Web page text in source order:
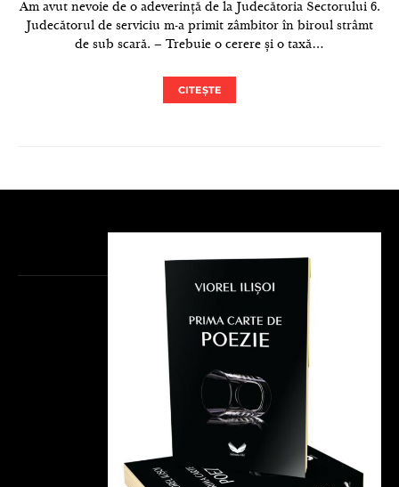
Am avut nevoie de o adeverință de la Judecătoria Sectorului 6.
Judecătorul de serviciu m-a primit zâmbitor în biroul strâmt
de sub scară. – Trebuie o cerere și o taxă…
CITEȘTE